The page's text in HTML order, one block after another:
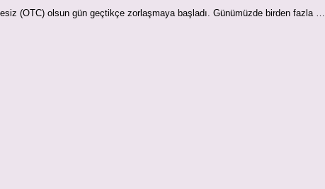
(OTC) olsun gün geçtikçe zorlaşmaya başladı. Günümüzde birden fazla …